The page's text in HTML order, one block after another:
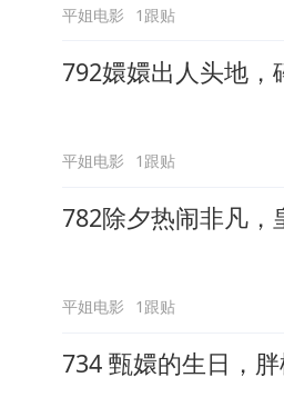
平姐电影 1跟贴
792嬛嬛出人头地，
平姐电影 1跟贴
782除夕热闹非凡，
平姐电影 1跟贴
734 甄嬛的生日，